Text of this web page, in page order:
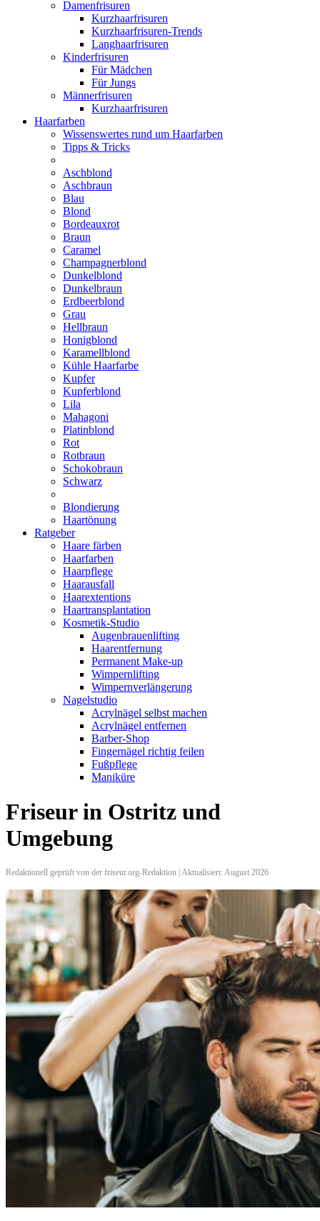
Damenfrisuren
Kurzhaarfrisuren
Kurzhaarfrisuren-Trends
Langhaarfrisuren
Kinderfrisuren
Für Mädchen
Für Jungs
Männerfrisuren
Kurzhaarfrisuren
Haarfarben
Wissenswertes rund um Haarfarben
Tipps & Tricks
Aschblond
Aschbraun
Blau
Blond
Bordeauxrot
Braun
Caramel
Champagnerblond
Dunkelblond
Dunkelbraun
Erdbeerblond
Grau
Hellbraun
Honigblond
Karamellblond
Kühle Haarfarbe
Kupfer
Kupferblond
Lila
Mahagoni
Platinblond
Rot
Rotbraun
Schokobraun
Schwarz
Blondierung
Haartönung
Ratgeber
Haare färben
Haarfarben
Haarpflege
Haarausfall
Haarextentions
Haartransplantation
Kosmetik-Studio
Augenbrauenlifting
Haarentfernung
Permanent Make-up
Wimpernlifting
Wimpernverlängerung
Nagelstudio
Acrylnägel selbst machen
Acrylnägel entfernen
Barber-Shop
Fingernägel richtig feilen
Fußpflege
Maniküre
Friseur in Ostritz und
Umgebung
Redaktionell geprüft von der friseur.org-Redaktion | Aktualisiert: August 2026